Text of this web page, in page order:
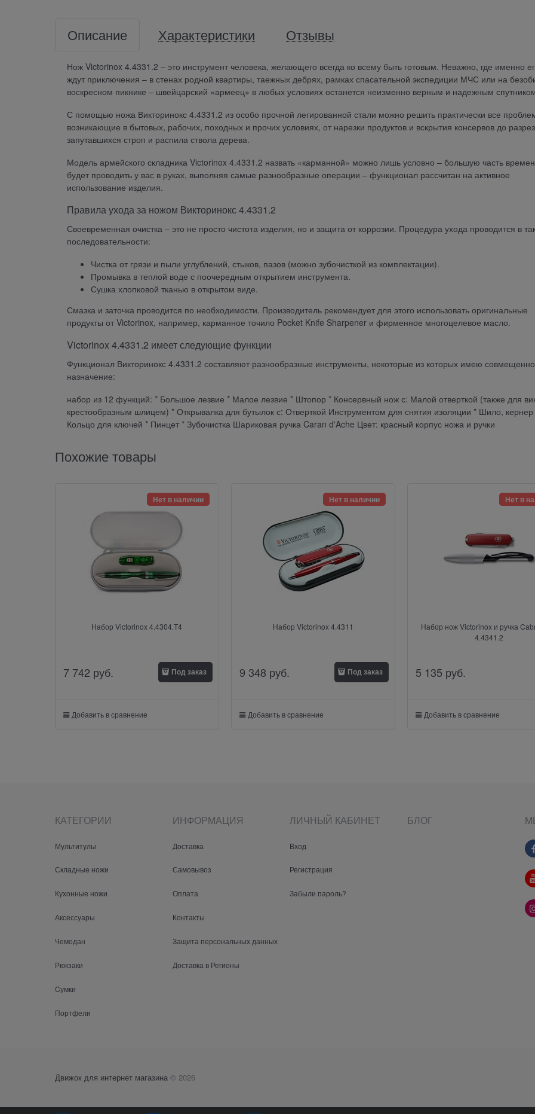
Описание Характеристики Отзывы
Нож Victorinox 4.4331.2 – это инструмент человека, желающего всегда ко всему быть готовым. Неважно, где именно
ждут приключения – в стенах родной квартиры, таежных дебрях, рамках спасательной экспедиции МЧС или на
воскресном пикнике – швейцарский «армеец» в любых условиях останется неизменно верным и надежным
С помощью ножа Викторинокс 4.4331.2 из особо прочной легированной стали можно решить практически все
возникающие в бытовых, рабочих, походных и прочих условиях, от нарезки продуктов и вскрытия консервов до
запутавшихся строп и распила ствола дерева.
Модель армейского складника Victorinox 4.4331.2 назвать «карманной» можно лишь условно – большую часть
будет проводить у вас в руках, выполняя самые разнообразные операции – функционал рассчитан на активное
использование изделия.
Правила ухода за ножом Викторинокс 4.4331.2
Своевременная очистка – это не просто чистота изделия, но и защита от коррозии. Процедура ухода проводится в
последовательности:
Чистка от грязи и пыли углублений, стыков, пазов (можно зубочисткой из комплектации).
Промывка в теплой воде с поочередным открытием инструмента.
Сушка хлопковой тканью в открытом виде.
Смазка и заточка проводится по необходимости. Производитель рекомендует для этого использовать оригинальные
продукты от Victorinox, например, карманное точило Pocket Knife Sharpener и фирменное многоцелевое масло.
Victorinox 4.4331.2 имеет следующие функции
Функционал Викторинокс 4.4331.2 составляют разнообразные инструменты, некоторые из которых имею
назначение:
набор из 12 функций: * Большое лезвие * Малое лезвие * Штопор * Консервный нож с: Малой отверткой (также для
крестообразным шлицем) * Открывалка для бутылок с: Отверткой Инструментом для снятия изоляции * Шило, кернер
Кольцо для ключей * Пинцет * Зубочистка Шариковая ручка Caran d'Ache Цвет: красный корпус ножа и ручки
Похожие товары
Набор Victorinox 4.4304.T4
Нет в наличии
7 742 руб. Под заказ
Добавить в сравнение
Набор Victorinox 4.4311
Нет в наличии
9 348 руб. Под заказ
Добавить в сравнение
Набор нож Victorinox и ручка
4.4341.2
Нет в
5 135 руб.
Добавить в сравнение
КАТЕГОРИИ
Мультитулы
Складные ножи
Кухонные ножи
Аксессуары
Чемодан
Рюкзаки
Cумки
Портфели
ИНФОРМАЦИЯ
Доставка
Самовывоз
Оплата
Контакты
Защита персональных данных
Доставка в Регионы
ЛИЧНЫЙ КАБИНЕТ
Вход
Регистрация
Забыли пароль?
БЛОГ
Движок для интернет магазина © 2026